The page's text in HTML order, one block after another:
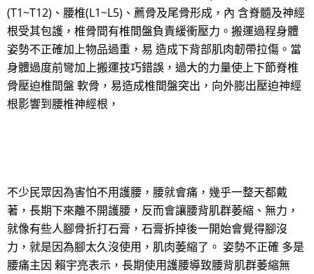
(T1~T12)、腰椎(L1~L5)、薦骨及尾骨形成，內 含脊髓及神經
根受其包護，椎骨間有椎間盤負責緩衝壓力。搬運過程身體
姿勢不正確加上物品過重，易 造成下背部肌肉韌帶拉傷。當
身體過度前彎加上搬運技巧錯誤，過大的力量使上下節脊椎
骨壓迫椎間盤 軟骨，易造成椎間盤突出，向外膨出壓迫神經
根影響到腰椎神經根，
不少民眾因為害怕不用護腰，腰就會痛，幾乎一整天都戴
著，長期下來離不開護腰，反而會讓腰背肌群萎縮、無力，
就像有些人腳骨折打石膏，石膏拆掉後一開始會覺得腳沒
力，就是因為腳太久沒使用，肌肉萎縮了。 姿勢不正確 多是
腰痛主因 賴宇亮表示，長期使用護腰導致腰背肌群萎縮無